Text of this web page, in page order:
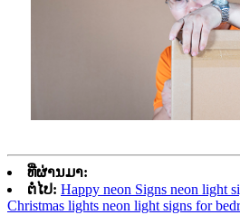
ທີ່ຜ່ານມາ:
ຕໍ່ໄປ: Happy neon Signs neon light
Christmas lights neon light signs for